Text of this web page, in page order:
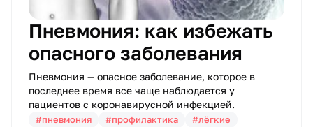
Пневмония: как избежать
опасного заболевания
Пневмония — опасное заболевание, которое в
последнее время все чаще наблюдается у
пациентов с коронавирусной инфекцией.
#пневмония #профилактика #лёгкие